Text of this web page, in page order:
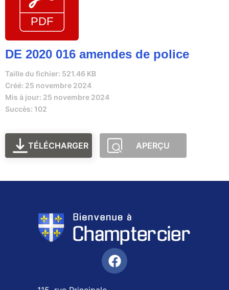
DE 2020 016 amendes de police
Taille du fichier: 521.46 KB
Créé: 25 novembre 2024
Mis à jour: 25 novembre 2024
Succès: 102
TÉLÉCHARGER APERÇU